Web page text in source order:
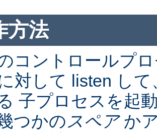
方法
コントロールプ
対して listen し
子プロセスを起
つかのスペアか